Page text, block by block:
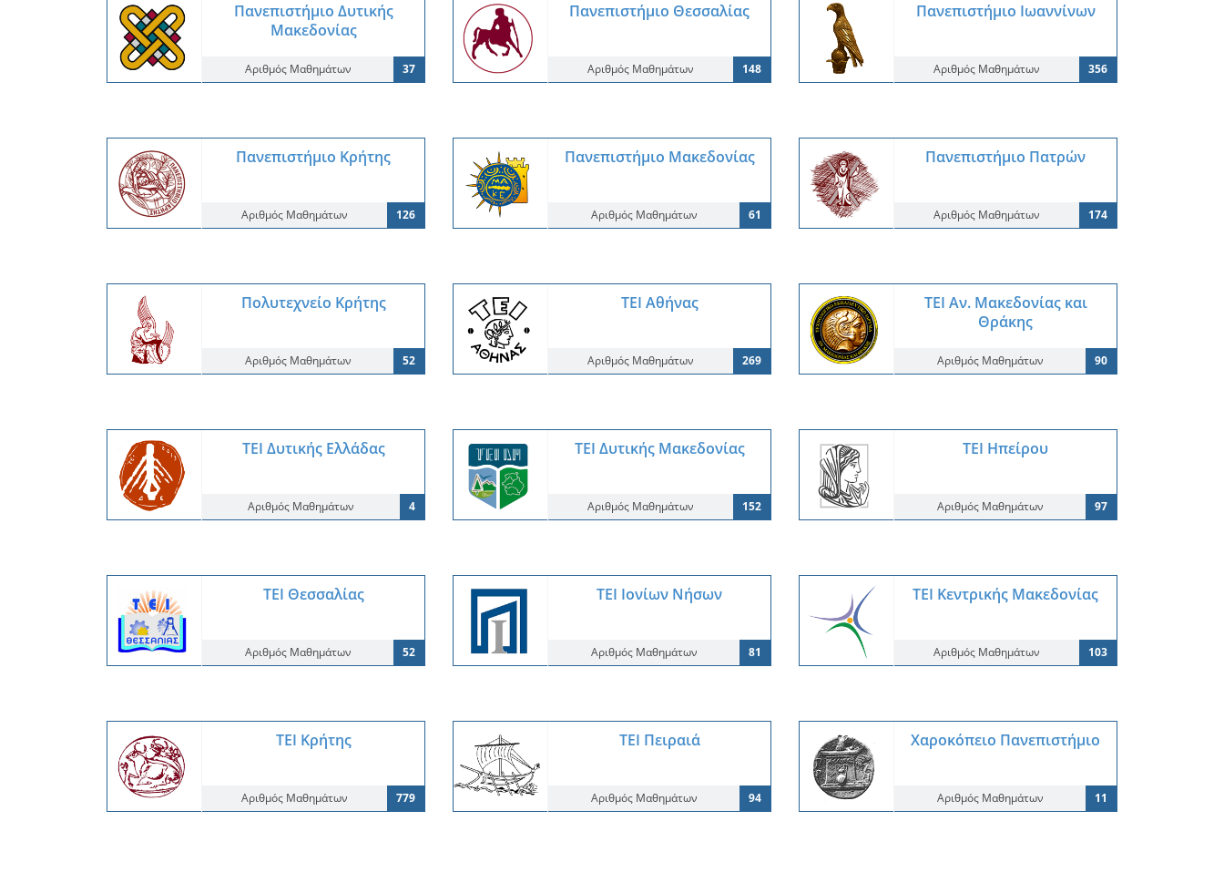
Πανεπιστήμιο Δυτικής
Μακεδονίας
Αριθμός Μαθημάτων 37
Πανεπιστήμιο Θεσσαλίας
Αριθμός Μαθημάτων 148
Πανεπιστήμιο Ιωαννίνων
Αριθμός Μαθημάτων 356
Πανεπιστήμιο Κρήτης
Αριθμός Μαθημάτων 126
Πανεπιστήμιο Μακεδονίας
Αριθμός Μαθημάτων 61
Πανεπιστήμιο Πατρών
Αριθμός Μαθημάτων 174
Πολυτεχνείο Κρήτης
Αριθμός Μαθημάτων 52
ΤΕΙ Αθήνας
Αριθμός Μαθημάτων 269
ΤΕΙ Αν. Μακεδονίας και
Θράκης
Αριθμός Μαθημάτων 90
ΤΕΙ Δυτικής Ελλάδας
Αριθμός Μαθημάτων 4
ΤΕΙ Δυτικής Μακεδονίας
Αριθμός Μαθημάτων 152
ΤΕΙ Ηπείρου
Αριθμός Μαθημάτων 97
ΤΕΙ Θεσσαλίας
Αριθμός Μαθημάτων 52
ΤΕΙ Ιονίων Νήσων
Αριθμός Μαθημάτων 81
ΤΕΙ Κεντρικής Μακεδονίας
Αριθμός Μαθημάτων 103
ΤΕΙ Κρήτης
Αριθμός Μαθημάτων 779
ΤΕΙ Πειραιά
Αριθμός Μαθημάτων 94
Χαροκόπειο Πανεπιστήμιο
Αριθμός Μαθημάτων 11